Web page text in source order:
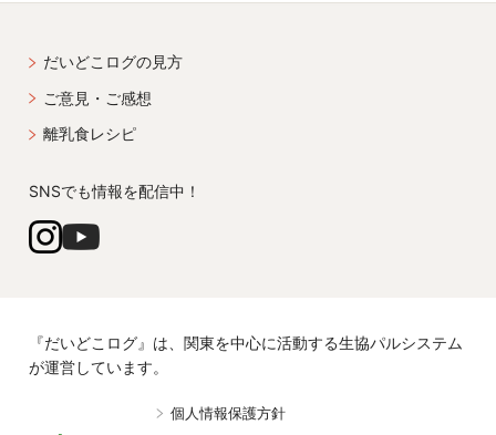
だいどこログの見方
ご意見・ご感想
離乳食レシピ
SNSでも情報を配信中！
『だいどこログ』は、関東を中心に活動する生協パルシステム
が運営しています。
個人情報保護方針